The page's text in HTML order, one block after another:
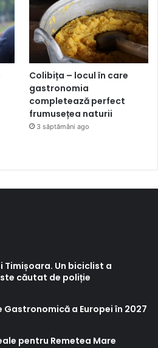
Colibița – locul în care
gastronomia
completează perfect
frumusețea naturii
3 săptămâni ago
Timișoara. Un biciclist a
căutat de poliție
Gastronomică a Europei în 2027
pentru Remetea Mare